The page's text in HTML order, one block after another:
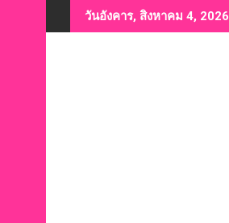
to
วันอังคาร, สิงหาคม 4, 2026